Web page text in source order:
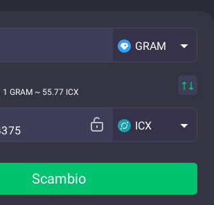
GRAM
1 GRAM ~ 55.77 ICX
ICX
Scambio